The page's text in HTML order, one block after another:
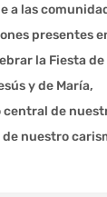
a las
presentes
la Fiesta de
y de María,
de
nuestro